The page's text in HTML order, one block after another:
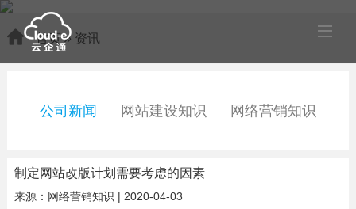
首页 » 资讯
公司新闻 网站建设知识 网络营销知识
制定网站改版计划需要考虑的因素
来源：网络营销知识 | 2020-04-03